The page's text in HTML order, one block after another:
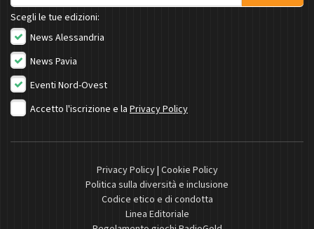
Scegli le tue edizioni:
News Alessandria
News Pavia
Eventi Nord-Ovest
Accetto l'iscrizione e la Privacy Policy
Privacy Policy| Cookie Policy
Politica sulla diversità e inclusione
Codice etico e di condotta
Linea Editoriale